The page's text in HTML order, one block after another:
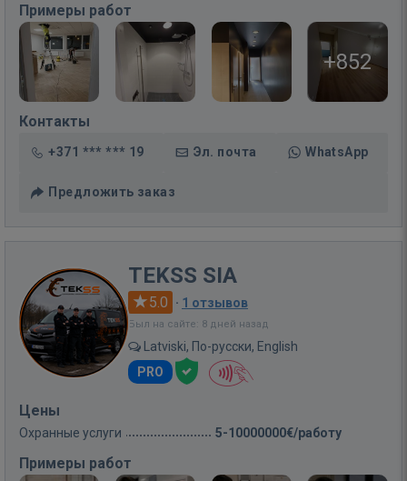
Примеры работ
+852
Контакты
+371 *** *** 19 Эл. почта WhatsApp
Предложить заказ
TEKSS SIA
5.0 · 1 отзывов
Был на сайте: 8 дней назад
Latviski, По-русски, English
PRO
Цены
Охранные услуги 5-10000000€/работу
Примеры работ